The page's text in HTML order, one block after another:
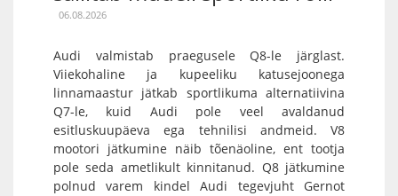
06.08.2026
Audi valmistab praegusele Q8-le järglast.
Viiekohaline ja kupeeliku katusejoonega
linnamaastur jätkab sportlikuma alternatiivina
Q7-le, kuid Audi pole veel avaldanud
esitluskuupäeva ega tehnilisi andmeid. V8
mootori jätkumine näib tõenäoline, ent tootja
pole seda ametlikult kinnitanud. Q8 jätkumine
polnud varem kindel Audi tegevjuht Gernot